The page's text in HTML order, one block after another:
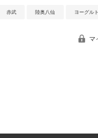
赤武 陸奥八仙 ヨーグル
マ